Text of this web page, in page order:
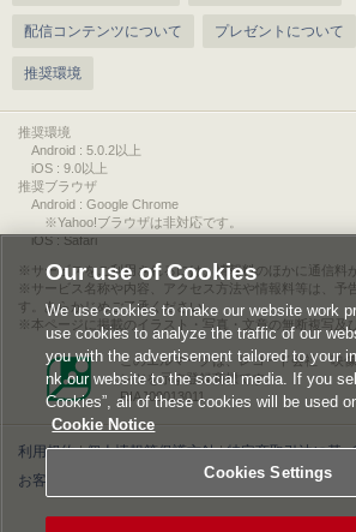
配信コンテンツについて プレゼントについて
推奨環境
推奨環境
Android : 5.0.2以上
iOS : 9.0以上
推奨ブラウザ
Android : Google Chrome
※Yahoo!ブラウザは非対応です。
iOS : Safari
サービスをご利用されるには、情報料のほかに通信料
サービス名称や内容、アクセス方法や情報料等は、予
す。あらかじめご了承ください。
本ページに掲載のイラスト・写真・文章の無断複写及
このエルマークは、レコード会社・映
ンツを示す登録商標です。
RIAJ00013011
利用規約|個人情報等保護方針|特定商取引法に基
お客様情報の外部送信について|Cookies Settings
Our use of Cookies
We use cookies to make our website work
use cookies to analyze the traffic of our
you with the advertisement tailored to your
nk our website to the social media. If you
Cookies”, all of these cookies will be used
Cookie Notice
Cookies Settings